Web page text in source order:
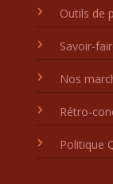
Outils de
Savoir-
Nos
Rétro-
Politique